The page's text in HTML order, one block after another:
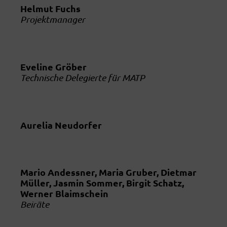
Helmut Fuchs
Projektmanager
Eveline Gröber
Technische Delegierte für MATP
Aurelia Neudorfer
Mario Andessner, Maria Gruber, Dietmar
Müller, Jasmin Sommer, Birgit Schatz,
Werner Blaimschein
Beiräte